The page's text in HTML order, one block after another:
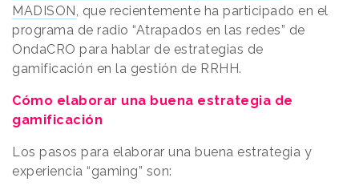
MADISON , que recientemente ha participado en el
programa de radio “Atrapados en las redes” de
OndaCRO para hablar de estrategias de
gamificación en la gestión de RRHH.
Cómo elaborar una buena estrategia de
gamificación
Los pasos para elaborar una buena estrategia y
experiencia “gaming” son: